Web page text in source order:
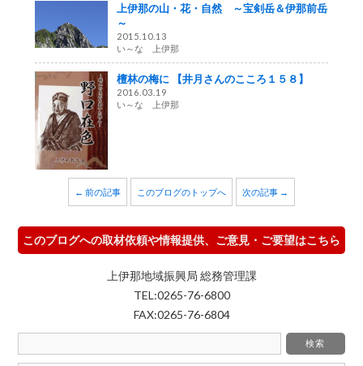
上伊那の山・花・自然 ～宝剣岳＆伊那前岳
～
2015.10.13
い～な 上伊那
檀林の梅に 【井月さんのこころ１５８】
2016.03.19
い～な 上伊那
← 前の記事 このブログのトップへ 次の記事 →
このブログへの取材依頼や情報提供、ご意見・ご要望はこちら
上伊那地域振興局 総務管理課
TEL:0265-76-6800
FAX:0265-76-6804